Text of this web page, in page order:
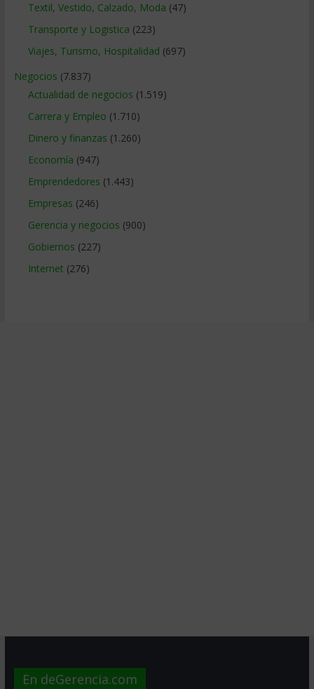
Textil, Vestido, Calzado, Moda (47)
Transporte y Logistica (223)
Viajes, Turismo, Hospitalidad (697)
Negocios (7.837)
Actualidad de negocios (1.519)
Carrera y Empleo (1.710)
Dinero y finanzas (1.260)
Economía (947)
Emprendedores (1.443)
Empresas (246)
Gerencia y negocios (900)
Gobiernos (227)
Internet (276)
En deGerencia.com